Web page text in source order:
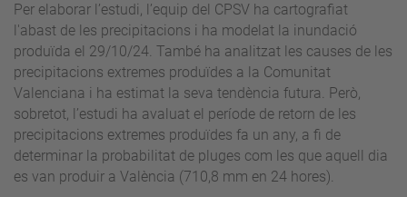
Per elaborar l’estudi, l’equip del CPSV ha cartografiat
l'abast de les precipitacions i ha modelat la inundació
produïda el 29/10/24. També ha analitzat les causes de les
precipitacions extremes produïdes a la Comunitat
Valenciana i ha estimat la seva tendència futura. Però,
sobretot, l’estudi ha avaluat el període de retorn de les
precipitacions extremes produïdes fa un any, a fi de
determinar la probabilitat de pluges com les que aquell dia
es van produir a València (710,8 mm en 24 hores).